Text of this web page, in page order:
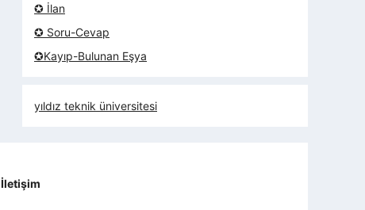
✪ İlan
✪ Soru-Cevap
✪Kayıp-Bulunan Eşya
yıldız teknik üniversitesi
İletişim